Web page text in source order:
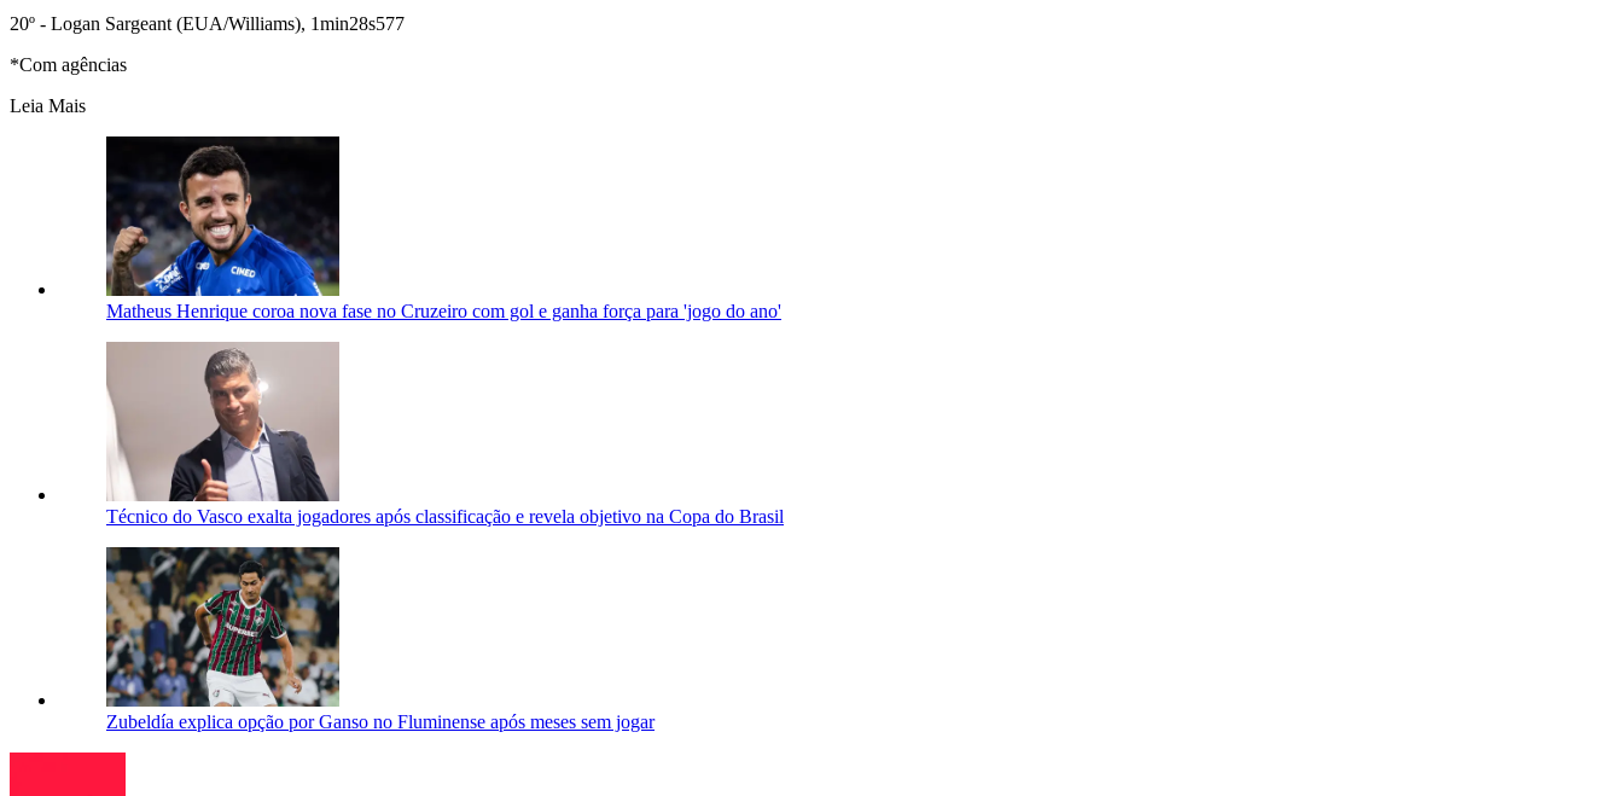
20º - Logan Sargeant (EUA/Williams), 1min28s577
*Com agências
Leia Mais
Matheus Henrique coroa nova fase no Cruzeiro com gol e ganha força para 'jogo do ano'
Técnico do Vasco exalta jogadores após classificação e revela objetivo na Copa do Brasil
Zubeldía explica opção por Ganso no Fluminense após meses sem jogar